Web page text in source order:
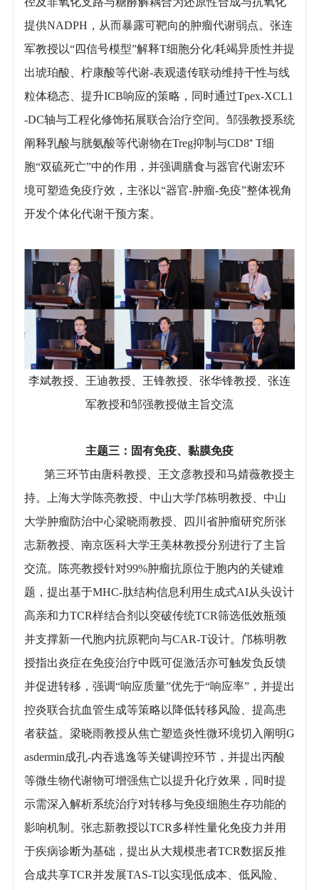
提供NADPH，从而暴露可靶向的肿瘤代谢弱点。张连
军教授以“四信号模型”解释T细胞分化/耗竭异质性并提
出琥珀酸、柠康酸等代谢-表观遗传联动维持干性与线
粒体稳态、提升ICB响应的策略，同时通过Tpex-XCL1
-DC轴与工程化修饰拓展联合治疗空间。邹强教授系统
阐释乳酸与胱氨酸等代谢物在Treg抑制与CD8⁺ T细
胞“双硫死亡”中的作用，并强调膳食与器官代谢宏环
境可塑造免疫疗效，主张以“器官-肿瘤-免疫”整体视角
开发个体化代谢干预方案。
李斌教授、王迪教授、王锋教授、张华锋教授、张连
军教授和邹强教授做主旨交流
主题三：固有免疫、黏膜免疫
第三环节由唐科教授、王文彦教授和马婧薇教授主
持。上海大学陈亮教授、中山大学邝栋明教授、中山
大学肿瘤防治中心梁晓雨教授、四川省肿瘤研究所张
志新教授、南京医科大学王美林教授分别进行了主旨
交流。陈亮教授针对99%肿瘤抗原位于胞内的关键难
题，提出基于MHC-肽结构信息利用生成式AI从头设计
高亲和力TCR样结合剂以突破传统TCR筛选低效瓶颈
并支撑新一代胞内抗原靶向与CAR-T设计。邝栋明教
授指出炎症在免疫治疗中既可促激活亦可触发负反馈
并促进转移，强调“响应质量”优先于“响应率”，并提出
控炎联合抗血管生成等策略以降低转移风险、提高患
者获益。梁晓雨教授从焦亡塑造炎性微环境切入阐明G
asdermin成孔-内吞逃逸等关键调控环节，并提出丙酸
等微生物代谢物可增强焦亡以提升化疗效果，同时提
示需深入解析系统治疗对转移与免疫细胞生存功能的
影响机制。张志新教授以TCR多样性量化免疫力并用
于疾病诊断为基础，提出从大规模患者TCR数据反推
合成共享TCR并发展TAS-T以实现低成本、低风险、